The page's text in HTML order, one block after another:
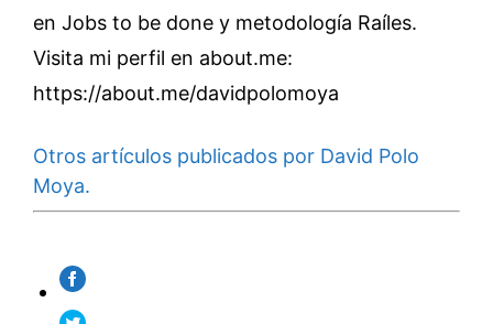
en Jobs to be done y metodología Raíles.
Visita mi perfil en about.me:
https://about.me/davidpolomoya
Otros artículos publicados por David Polo
Moya.